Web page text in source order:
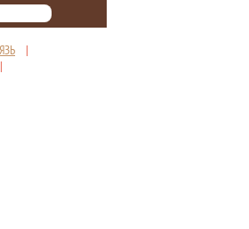
|